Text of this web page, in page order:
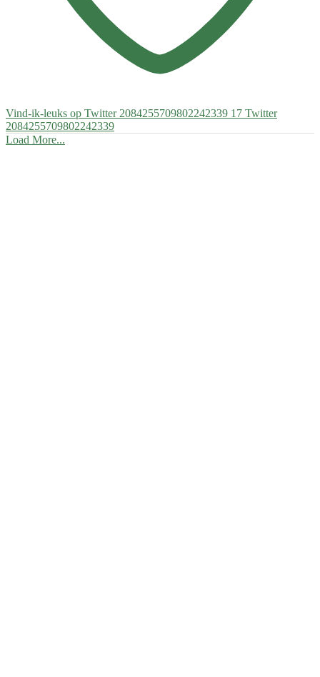
Vind-ik-leuks op Twitter 2084255709802242339 17 Twitter
2084255709802242339
Load More...